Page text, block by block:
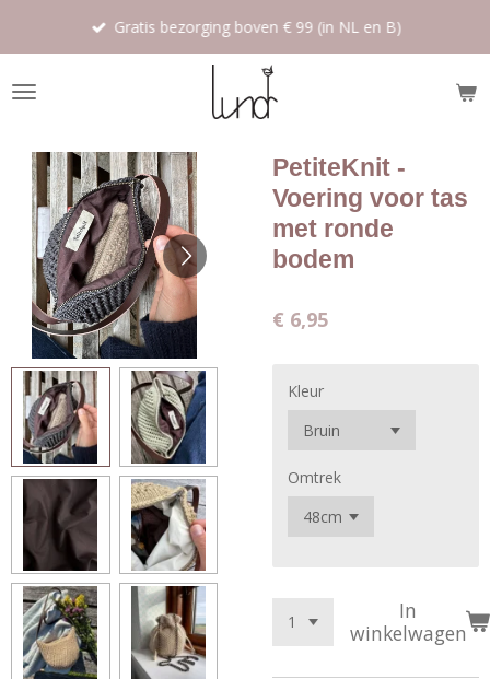
de
Gratis bezorging boven € 99 (in NL en B)
PetiteKnit -
Voering voor tas
met ronde
bodem
€ 6,95
Kleur
Omtrek
In
winkelwagen